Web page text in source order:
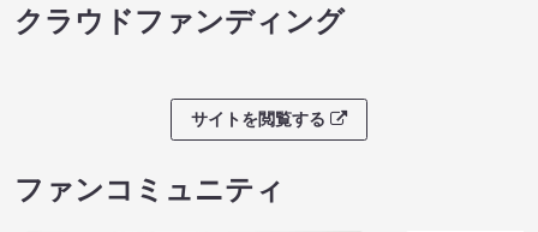
クラウドファンディング
サイトを閲覧する
ファンコミュニティ